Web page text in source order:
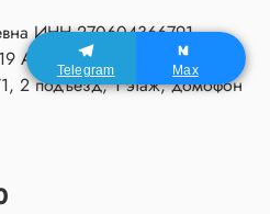
ИНН 270604366791
Мастерской:
2 подъезд, 1 этаж, домофон
Telegram Max